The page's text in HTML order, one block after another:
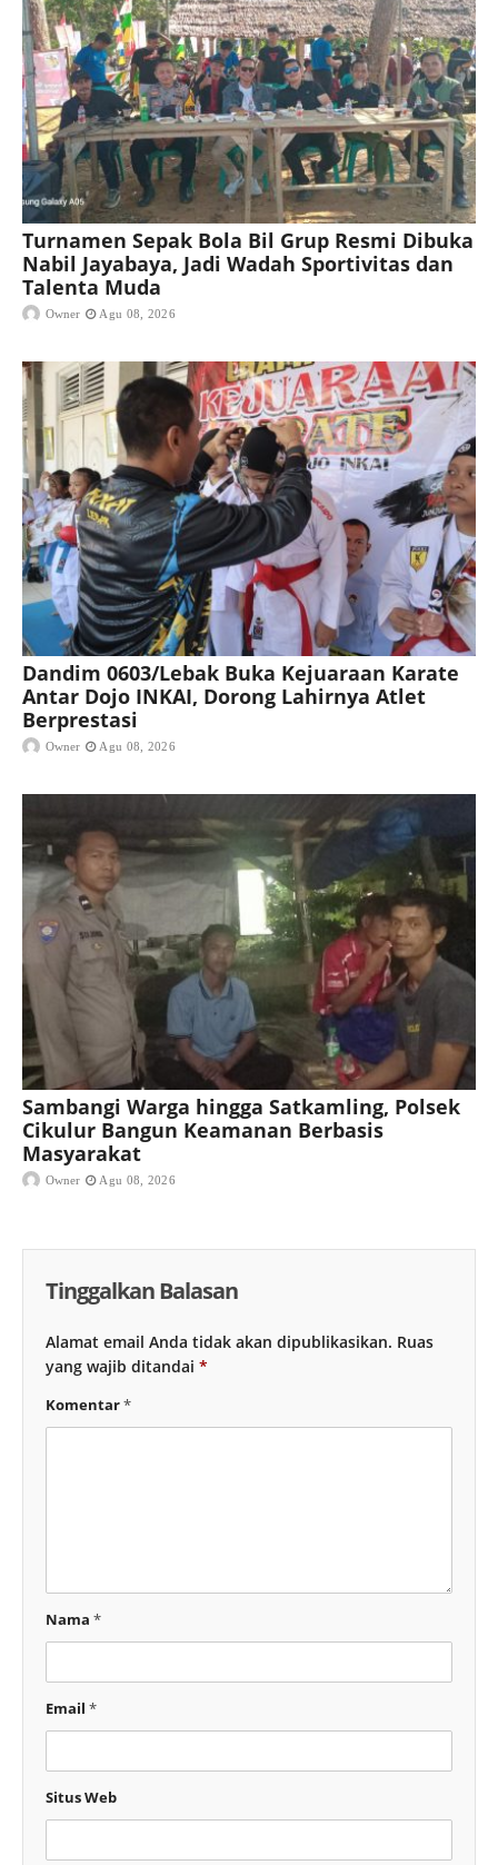
Turnamen Sepak Bola Bil Grup Resmi Dibuka
Nabil Jayabaya, Jadi Wadah Sportivitas dan
Talenta Muda
Owner Agu 08, 2026
Dandim 0603/Lebak Buka Kejuaraan Karate
Antar Dojo INKAI, Dorong Lahirnya Atlet
Berprestasi
Owner Agu 08, 2026
Sambangi Warga hingga Satkamling, Polsek
Cikulur Bangun Keamanan Berbasis
Masyarakat
Owner Agu 08, 2026
Tinggalkan Balasan
Alamat email Anda tidak akan dipublikasikan. Ruas
yang wajib ditandai *
Komentar*
Nama *
Email *
Situs Web